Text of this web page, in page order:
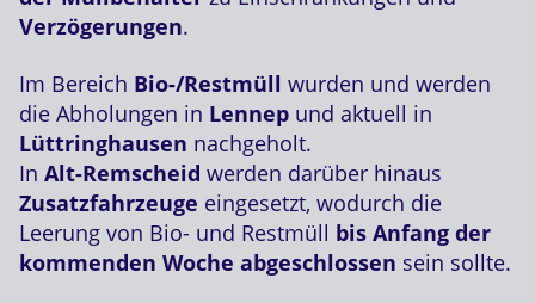
Verzögerungen.
Im Bereich Bio-/Restmüll wurden und werden
die Abholungen in Lennep und aktuell in
Lüttringhausen nachgeholt.
In Alt-Remscheid werden darüber hinaus
Zusatzfahrzeuge eingesetzt, wodurch die
Leerung von Bio- und Restmüll bis Anfang der
kommenden Woche abgeschlossen sein sollte.